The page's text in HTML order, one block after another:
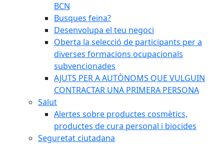
BCN
Busques feina?
Desenvolupa el teu negoci
Oberta la selecció de participants per a
diverses formacions ocupacionals
subvencionades
AJUTS PER A AUTÒNOMS QUE VULGUIN
CONTRACTAR UNA PRIMERA PERSONA
Salut
Alertes sobre productes cosmètics,
productes de cura personal i biocides
Seguretat ciutadana